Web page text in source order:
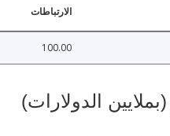
الارتباطات
100.00
الدولارات)